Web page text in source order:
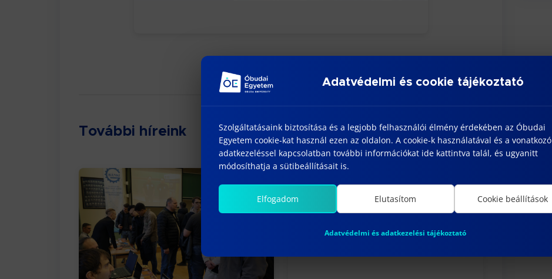
További híreink
Adatvédelmi és cookie tájékoztató
Szolgáltatásaink biztosítása és a legjobb felhasználói élmény érdekében az Óbudai
Egyetem cookie-kat használ ezen az oldalon. A cookie-k használatával és a vonatkozó
adatkezeléssel kapcsolatban további információkat ide kattintva talál, és ugyanitt
módosíthatja a sütibeállításait is.
Elfogadom Elutasítom Cookie beállítások
Adatvédelmi és adatkezelési tájékoztató